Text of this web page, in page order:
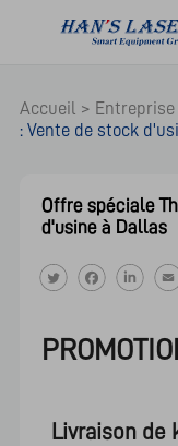
Accueil > Entreprise
: Vente de stock
Offre spéciale
d'usine à Dallas
Livraison